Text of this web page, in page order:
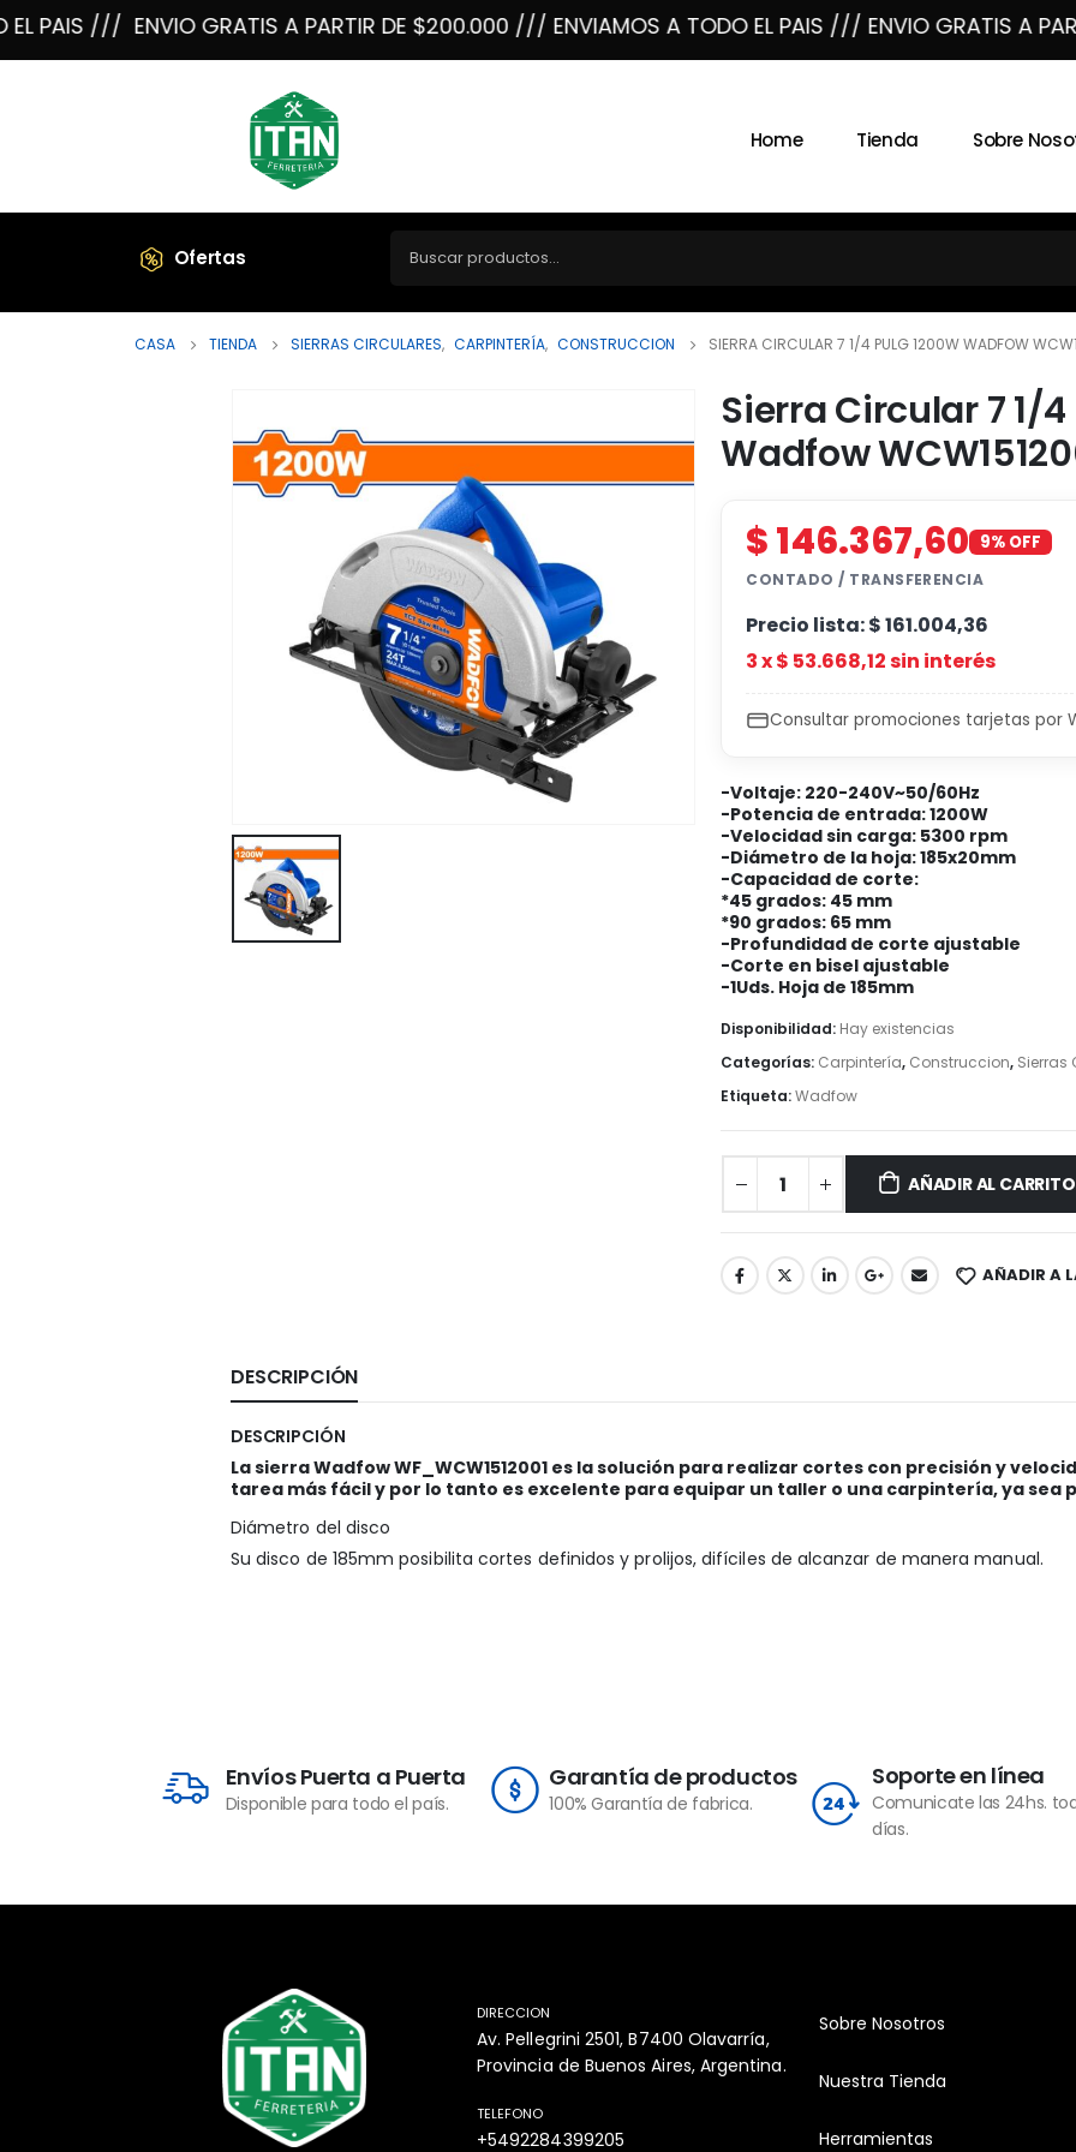
PAIS /// ENVIO GRATIS A PARTIR DE $200.000 /// ENVIAMOS A TODO EL PAIS /// ENVIO GRATIS A
Home Tienda Sobre
Ofertas
CASA TIENDA SIERRAS CIRCULARES, CARPINTERÍA, CONSTRUCCION SIERRA CIRCULAR 7 1/4 PULG 1200W WADFOW
Sierra Circular 7 1/4
Wadfow
$146.367,60 9% OFF
CONTADO / TRANSFERENCIA
Precio lista:$161.004,36
3 x$ 53.668,12sin interés
Consultar promociones tarjetas por
-Voltaje: 220-240V~50/60Hz
-Potencia de entrada: 1200W
-Velocidad sin carga: 5300 rpm
-Diámetro de la hoja: 185x20mm
-Capacidad de corte:
*45 grados: 45 mm
*90 grados: 65 mm
-Profundidad de corte ajustable
-Corte en bisel ajustable
-1Uds. Hoja de 185mm
Disponibilidad: Hay existencias
Categorías: Carpintería, Construccion, Sierras
Etiqueta:Wadfow
AÑADIR AL CARRITO
AÑADIR A
DESCRIPCIÓN
DESCRIPCIÓN
La sierra Wadfow WF_WCW1512001 es la solución para realizar cortes con precisión y
tarea más fácil y por lo tanto es excelente para equipar un taller o una carpintería, ya sea
Diámetro del disco
Su disco de 185mm posibilita cortes definidos y prolijos, difíciles de alcanzar de manera manual.
Envíos Puerta a Puerta
Disponible para todo el país.
Garantía de productos
100% Garantía de fabrica.
Soporte en línea
Comunicate las 24hs.
días.
DIRECCION
Av. Pellegrini 2501, B7400 Olavarría,
Provincia de Buenos Aires, Argentina.
TELEFONO
+5492284399205
Sobre Nosotros
Nuestra Tienda
Herramientas